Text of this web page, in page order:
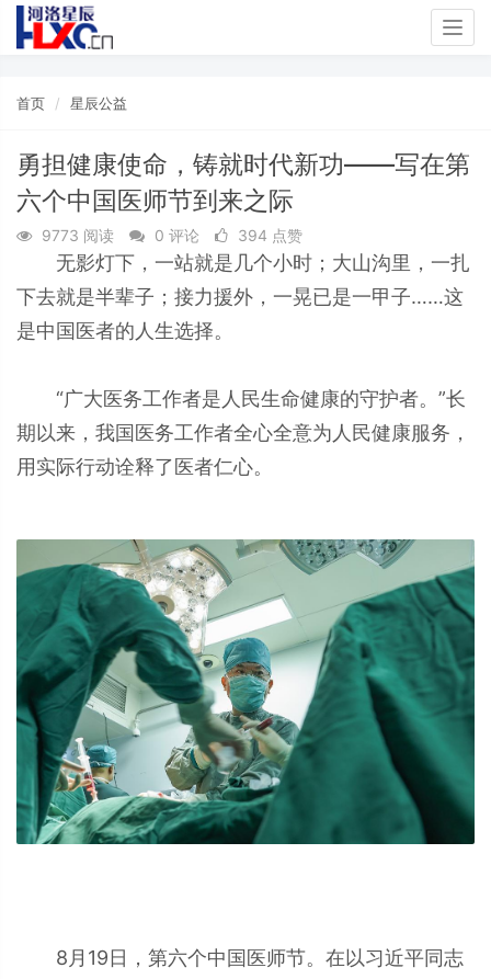
首页 星辰公益
勇担健康使命，铸就时代新功——写在第
六个中国医师节到来之际
9773 阅读 0 评论 394 点赞
无影灯下，一站就是几个小时；大山沟里，一扎
下去就是半辈子；接力援外，一晃已是一甲子……这
是中国医者的人生选择。
“广大医务工作者是人民生命健康的守护者。”长
期以来，我国医务工作者全心全意为人民健康服务，
用实际行动诠释了医者仁心。
8月19日，第六个中国医师节。在以习近平同志